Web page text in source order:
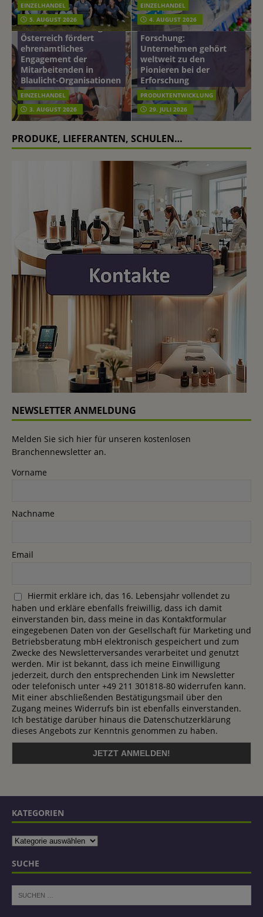
EINZELHANDEL
5. AUGUST 2026
EINZELHANDEL
4. AUGUST 2026
mehr vom leben tag: dm
Österreich fördert
ehrenamtliches
Engagement der
Mitarbeitenden in
Blaulicht-Organisationen
EINZELHANDEL
3. AUGUST 2026
Beiersdorf
Hautmikrobiom-
Forschung:
Unternehmen gehört
weltweit zu den
Pionieren bei der
Erforschung
PRODUKTENTWICKLUNG
29. JULI 2026
PRODUKE, LIEFERANTEN, SCHULEN…
NEWSLETTER ANMELDUNG
Melden Sie sich hier für unseren kostenlosen
Branchennewsletter an.
Vorname
Nachname
Email
Hiermit erkläre ich, das 16. Lebensjahr vollendet zu
haben und erkläre ebenfalls freiwillig, dass ich damit
einverstanden bin, dass meine in das Kontaktformular
eingegebenen Daten von der Gesellschaft für Marketing und
Betriebsberatung mbH elektronisch gespeichert und zum
Zwecke des Newsletterversandes verarbeitet und genutzt
werden. Mir ist bekannt, dass ich meine Einwilligung
jederzeit, durch den entsprechenden Link im Newsletter
oder telefonisch unter +49 211 301818-80 widerrufen kann.
Mit einer abschließenden Bestätigungsmail über den
Zugang meines Widerrufs bin ist ebenfalls einverstanden.
Ich bestätige darüber hinaus die Datenschutzerklärung
dieses Angebots zur Kenntnis genommen zu haben.
KATEGORIEN
SUCHE